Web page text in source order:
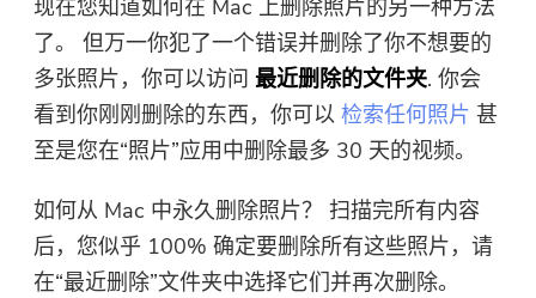
现在您知道如何在 Mac 上删除照片的另一种方法
了。 但万一你犯了一个错误并删除了你不想要的
多张照片，你可以访问最近删除的文件夹. 你会
看到你刚刚删除的东西，你可以检索任何照片 甚
至是您在“照片”应用中删除最多 30 天的视频。
如何从 Mac 中永久删除照片？ 扫描完所有内容
后，您似乎 100% 确定要删除所有这些照片，请
在“最近删除”文件夹中选择它们并再次删除。